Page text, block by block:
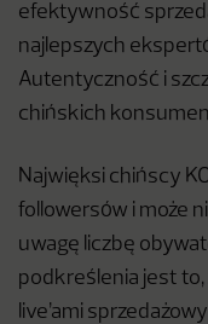
efektywność
najlepszych
Autentyczność i
chińskich
Najwięksi chińscy
followersów i może
uwagę liczbę
podkreślenia jest to,
live’ami